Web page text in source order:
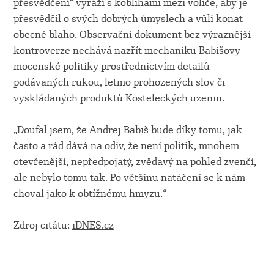
přesvědčení“ vyráží s koblihami mezi voliče, aby je
přesvědčil o svých dobrých úmyslech a vůli konat
obecné blaho. Observační dokument bez výraznější
kontroverze nechává nazřít mechaniku Babišovy
mocenské politiky prostřednictvím detailů
podávaných rukou, letmo prohozených slov či
vyskládaných produktů Kosteleckých uzenin.
„Doufal jsem, že Andrej Babiš bude díky tomu, jak
často a rád dává na odiv, že není politik, mnohem
otevřenější, nepředpojatý, zvědavý na pohled zvenčí,
ale nebylo tomu tak. Po většinu natáčení se k nám
choval jako k obtížnému hmyzu.“
Zdroj citátu: iDNES.cz